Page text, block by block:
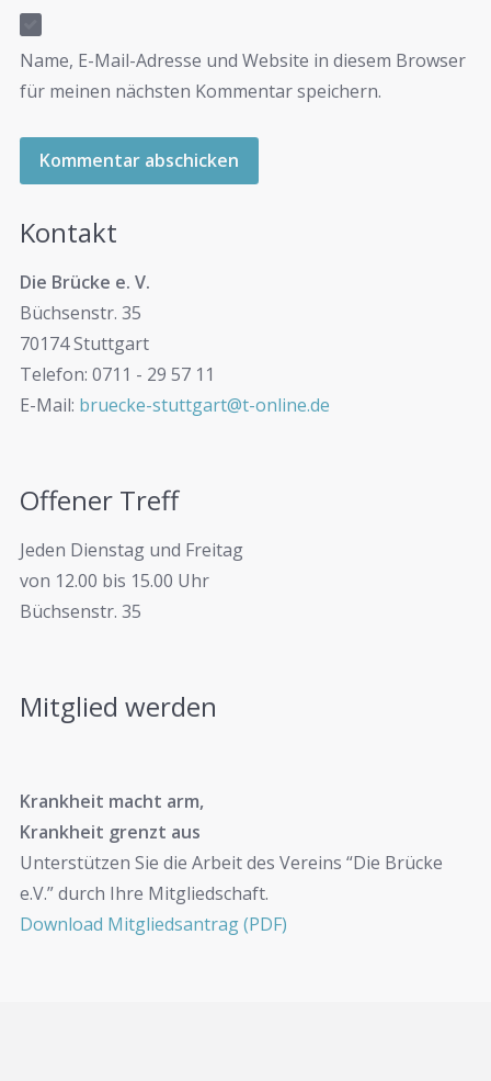
Name, E-Mail-Adresse und Website in diesem Browser
für meinen nächsten Kommentar speichern.
Kontakt
Die Brücke e. V.
Büchsenstr. 35
70174 Stuttgart
Telefon: 0711 - 29 57 11
E-Mail: bruecke-stuttgart@t-online.de
Offener Treff
Jeden Dienstag und Freitag
von 12.00 bis 15.00 Uhr
Büchsenstr. 35
Mitglied werden
Krankheit macht arm,
Krankheit grenzt aus
Unterstützen Sie die Arbeit des Vereins “Die Brücke
e.V.” durch Ihre Mitgliedschaft.
Download Mitgliedsantrag (PDF)